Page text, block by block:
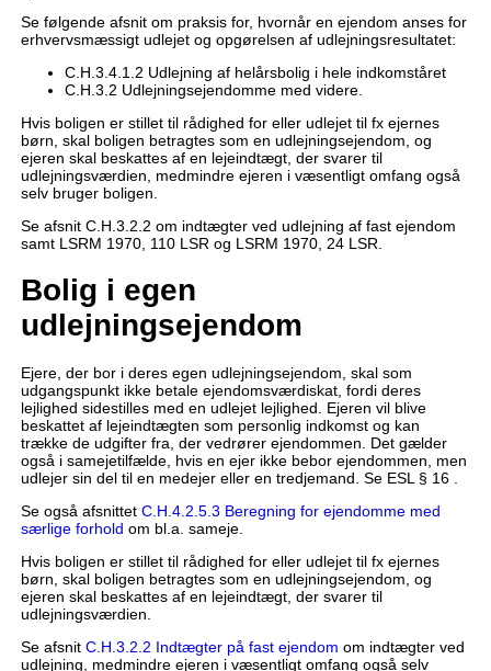
Se følgende afsnit om praksis for, hvornår en ejendom anses for
erhvervsmæssigt udlejet og opgørelsen af udlejningsresultatet:
C.H.3.4.1.2 Udlejning af helårsbolig i hele indkomståret
C.H.3.2 Udlejningsejendomme med videre.
Hvis boligen er stillet til rådighed for eller udlejet til fx ejernes
børn, skal boligen betragtes som en udlejningsejendom, og
ejeren skal beskattes af en lejeindtægt, der svarer til
udlejningsværdien, medmindre ejeren i væsentligt omfang også
selv bruger boligen.
Se afsnit C.H.3.2.2 om indtægter ved udlejning af fast ejendom
samt LSRM 1970, 110 LSR og LSRM 1970, 24 LSR.
Bolig i egen
udlejningsejendom
Ejere, der bor i deres egen udlejningsejendom, skal som
udgangspunkt ikke betale ejendomsværdiskat, fordi deres
lejlighed sidestilles med en udlejet lejlighed. Ejeren vil blive
beskattet af lejeindtægten som personlig indkomst og kan
trække de udgifter fra, der vedrører ejendommen. Det gælder
også i samejetilfælde, hvis en ejer ikke bebor ejendommen, men
udlejer sin del til en medejer eller en tredjemand. Se ESL § 16 .
Se også afsnittet C.H.4.2.5.3 Beregning for ejendomme med
særlige forhold om bl.a. sameje.
Hvis boligen er stillet til rådighed for eller udlejet til fx ejernes
børn, skal boligen betragtes som en udlejningsejendom, og
ejeren skal beskattes af en lejeindtægt, der svarer til
udlejningsværdien.
Se afsnit C.H.3.2.2 Indtægter på fast ejendom om indtægter ved
udlejning, medmindre ejeren i væsentligt omfang også selv